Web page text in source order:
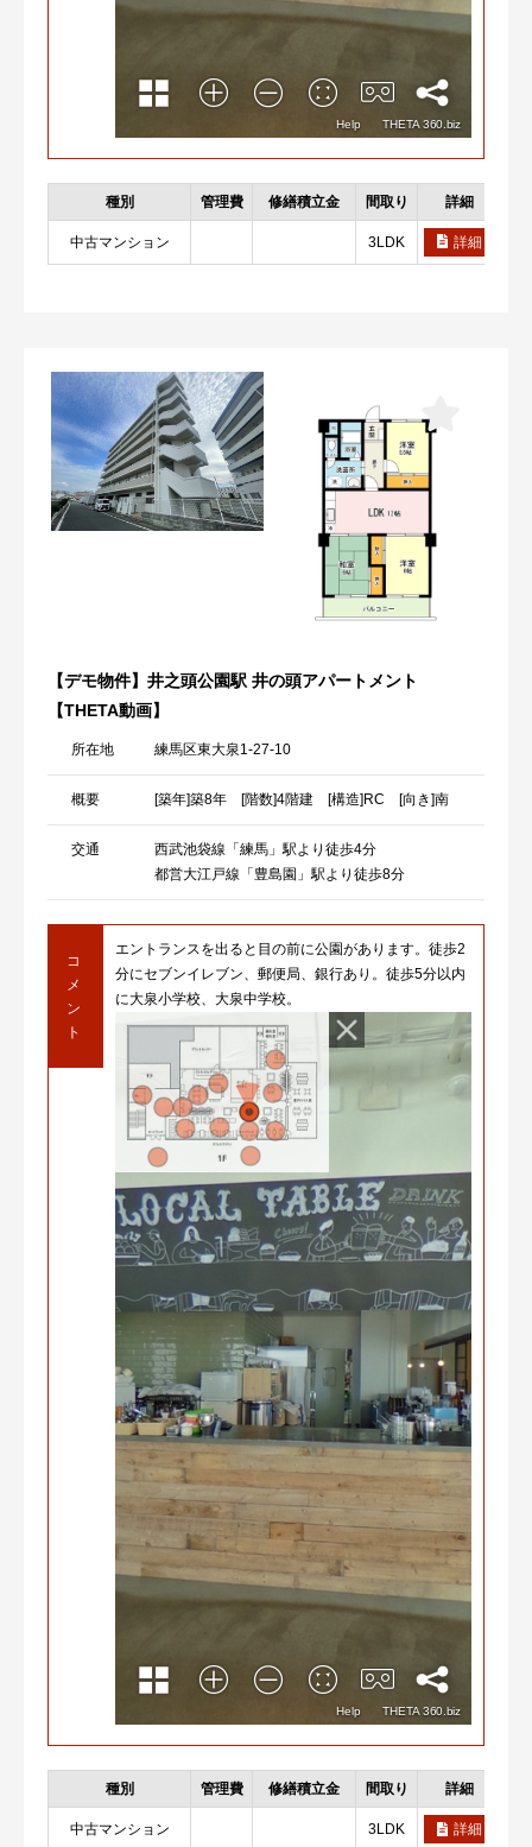
種別 管理費 修繕積立金 間取り 詳細
中古マンション 3LDK 詳細
【デモ物件】井之頭公園駅 井の頭アパートメント
【THETA動画】
所在地 練馬区東大泉1-27-10
概要 [築年]築8年 [階数]4階建 [構造]RC [向き]南
交通
西武池袋線「練馬」駅より徒歩4分
都営大江戸線「豊島園」駅より徒歩8分
コ
メ
ン
ト
エントランスを出ると目の前に公園があります。徒歩2
分にセブンイレブン、郵便局、銀行あり。徒歩5分以内
に大泉小学校、大泉中学校。
種別 管理費 修繕積立金 間取り 詳細
中古マンション 3LDK 詳細